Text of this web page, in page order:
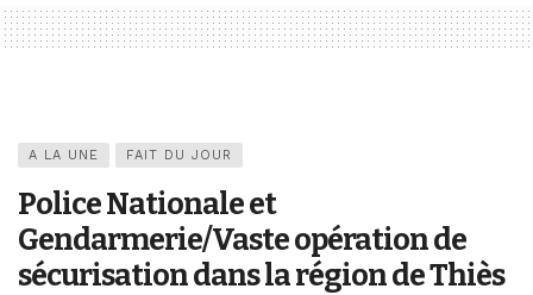
A LA UNE FAIT DU JOUR
Police Nationale et
Gendarmerie/Vaste opération de
sécurisation dans la région de Thiès